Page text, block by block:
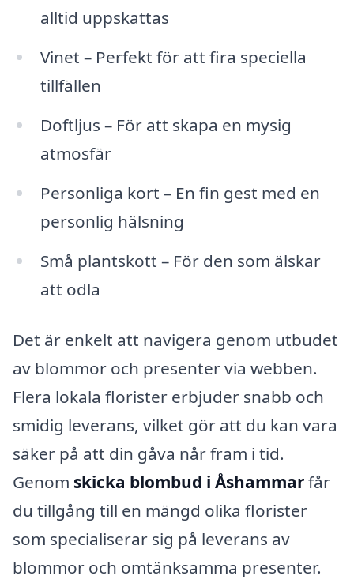
alltid uppskattas
Vinet – Perfekt för att fira speciella
tillfällen
Doftljus – För att skapa en mysig
atmosfär
Personliga kort – En fin gest med en
personlig hälsning
Små plantskott – För den som älskar
att odla
Det är enkelt att navigera genom utbudet
av blommor och presenter via webben.
Flera lokala florister erbjuder snabb och
smidig leverans, vilket gör att du kan vara
säker på att din gåva når fram i tid.
Genom skicka blombud i Åshammarfår
du tillgång till en mängd olika florister
som specialiserar sig på leverans av
blommor och omtänksamma presenter.